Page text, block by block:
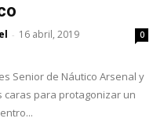
- 16 abril, 2019 0
Senior de Náutico Arsenal y
caras para protagonizar un